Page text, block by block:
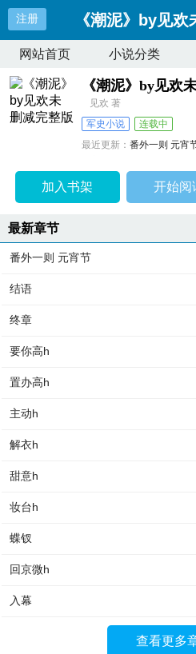
注册 《潮泥》by见
网站首页 小说分类
《潮泥》by见欢
见欢 著
军史小说
连载中
最近更新：番外一则 元宵
加入书架 开始阅
最新章节
番外一则 元宵节
结语
终章
要你高h
置办高h
主动h
解衣h
甜意h
妆台h
蝶钗
回京微h
入幕
查看更多